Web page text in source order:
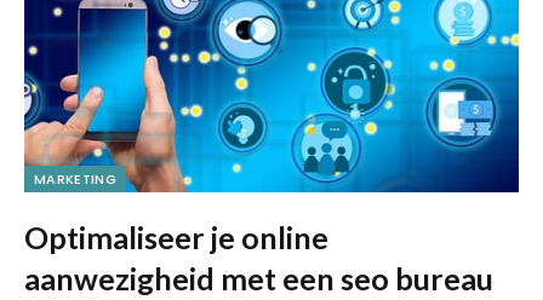
MARKETING
Optimaliseer je online
aanwezigheid met een seo bureau